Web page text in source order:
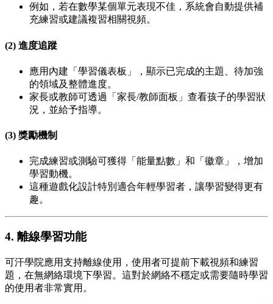
例如，若在數學某個單元表現不佳，系統會自動提供補
充練習或建議複習相關視頻。
(2) 進度追蹤
應用內建「學習儀表板」，顯示已完成的主題、待加強
的領域及整體進度。
家長或教師可透過「家長/教師面板」查看孩子的學習狀
況，並給予指導。
(3) 獎勵機制
完成練習或測驗可獲得「能量點數」和「徽章」，增加
學習動機。
這種遊戲化設計特別適合年輕學習者，讓學習變得更有
趣。
4. 離線學習功能
可汗學院應用支持離線使用，使用者可提前下載視頻和練習
題，在無網絡環境下學習。這對於網絡不穩定或需要隨時學習
的使用者非常實用。